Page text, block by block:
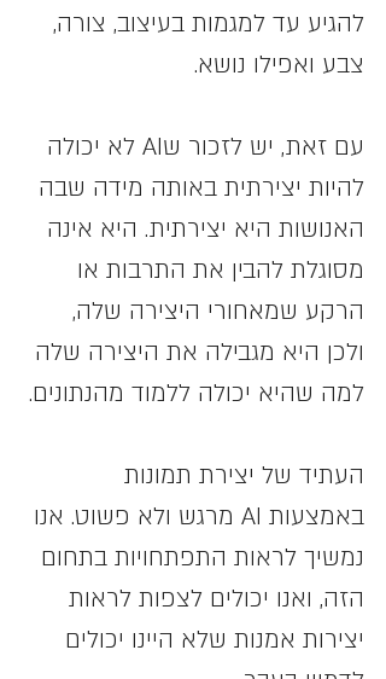
להגיע עד למגמות בעיצוב, צורה,
צבע ואפילו נושא.
עם זאת, יש לזכור שAI לא יכולה
להיות יצירתית באותה מידה שבה
האנושות היא יצירתית. היא אינה
מסוגלת להבין את התרבות או
הרקע שמאחורי היצירה שלה,
ולכן היא מגבילה את היצירה שלה
למה שהיא יכולה ללמוד מהנתונים.
העתיד של יצירת תמונות
באמצעות AI מרגש ולא פשוט. אנו
נמשיך לראות התפתחויות בתחום
הזה, ואנו יכולים לצפות לראות
יצירות אמנות שלא היינו יכולים